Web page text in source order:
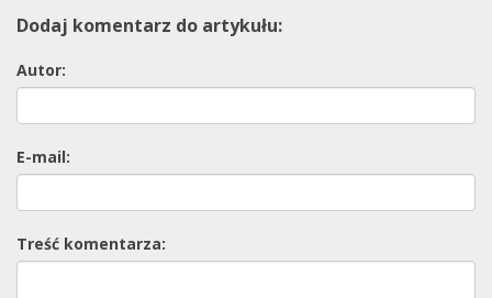
Dodaj komentarz do artykułu:
Autor:
E-mail:
Treść komentarza: